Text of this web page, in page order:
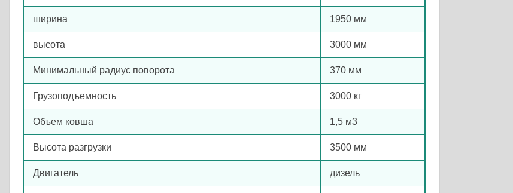
ширина 1950 мм
высота 3000 мм
Минимальный радиус поворота 370 мм
Грузоподъемность 3000 кг
Объем ковша 1,5 м3
Высота разгрузки 3500 мм
Двигатель дизель